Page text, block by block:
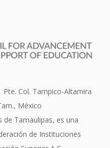
Pte. Col. Tampico-Altamira
México
de Tamaulipas, es una
de Instituciones